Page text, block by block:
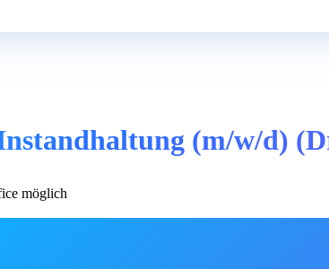
(m/w/d)
möglich